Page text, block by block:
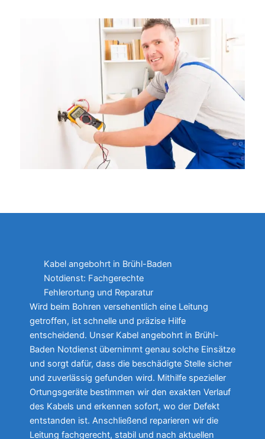
Kabel angebohrt in Brühl-Baden
Notdienst: Fachgerechte
Fehlerortung und Reparatur
Wird beim Bohren versehentlich eine Leitung
getroffen, ist schnelle und präzise Hilfe
entscheidend. Unser Kabel angebohrt in Brühl-
Baden Notdienst übernimmt genau solche Einsätze
und sorgt dafür, dass die beschädigte Stelle sicher
und zuverlässig gefunden wird. Mithilfe spezieller
Ortungsgeräte bestimmen wir den exakten Verlauf
des Kabels und erkennen sofort, wo der Defekt
entstanden ist. Anschließend reparieren wir die
Leitung fachgerecht, stabil und nach aktuellen